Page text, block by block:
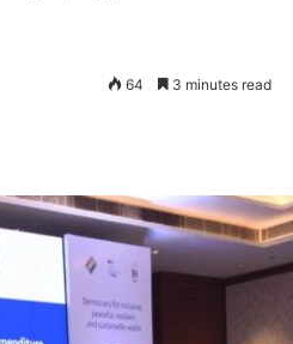
64 3 minutes read